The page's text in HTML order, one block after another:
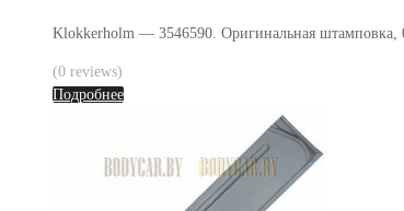
Klokkerholm — 3546590. Оригинальная
(0 reviews)
Подробнее